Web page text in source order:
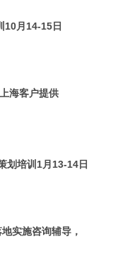
10月14-15日
海客户提供
划培训1月13-14日
实施咨询辅导，